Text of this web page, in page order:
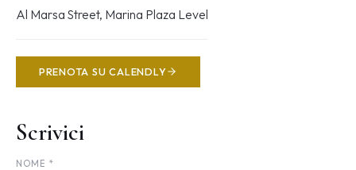
Al Marsa Street, Marina Plaza Level 27 — Dubai
PRENOTA SU CALENDLY
Scrivici
NOME *